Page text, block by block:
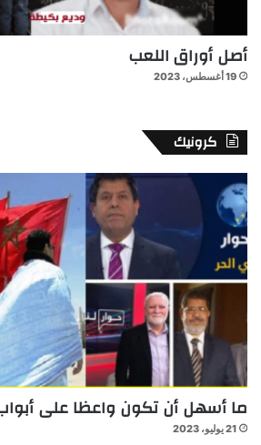
أصل أوراق اللعب
19 أغسطس، 2023
كرونيك
ما أسهل أن تكون واعظا على
21 يوليو، 2023